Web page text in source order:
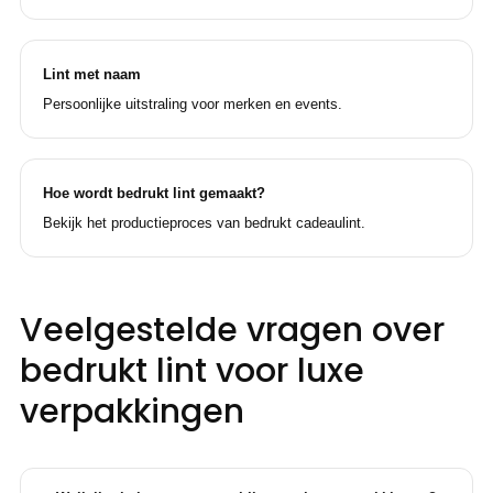
Lint met naam
Persoonlijke uitstraling voor merken en events.
Hoe wordt bedrukt lint gemaakt?
Bekijk het productieproces van bedrukt cadeaulint.
Veelgestelde vragen over
bedrukt lint voor luxe
verpakkingen